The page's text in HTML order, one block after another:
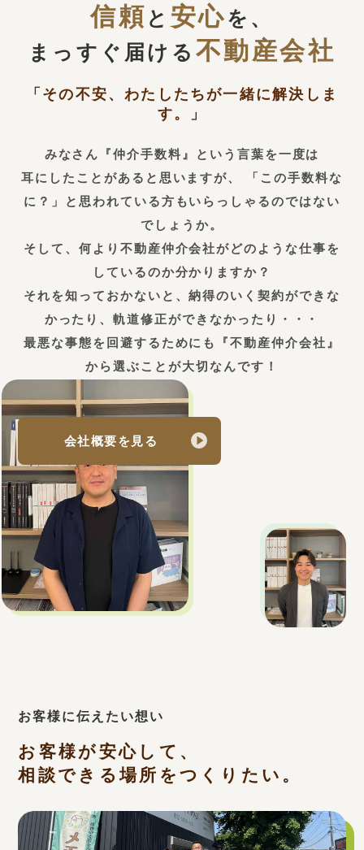
信頼 と 安心を、
まっすぐ届ける 不動産会社
「その不安、わたしたちが一緒に解決しま
す。」
みなさん『仲介手数料』という言葉を一度は
耳にしたことがあると思いますが、
「この手数料な
に？」と思われている方もいらっしゃるのではない
でしょうか。
そして、何より不動産仲介会社がどのような仕事を
しているのか分かりますか？
それを知っておかないと、納得のいく契約ができな
かったり、軌道修正ができなかったり・・・
最悪な事態を回避するためにも『不動産仲介会社』
から選ぶことが大切なんです！
会社概要を見る
お客様に伝えたい想い
お客様が安心して、
相談できる場所をつくりたい。